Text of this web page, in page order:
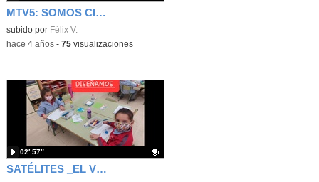
MTV5: SOMOS CIENTÍFICOS: GLOBO FANTASMA_28 OCT.
Contenido educativo.
subido por Félix V.
-hace 4 años- 75visualizaciones
SATÉLITES _EL VÍDEO
02′ 57″